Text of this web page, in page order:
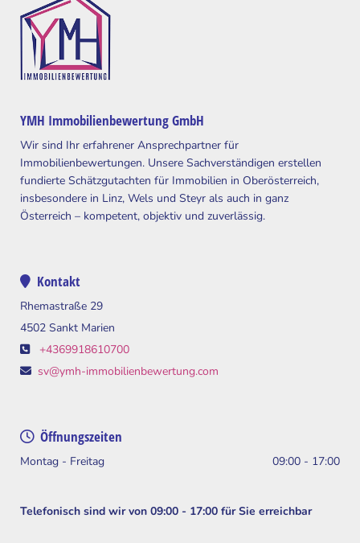
YMH Immobilienbewertung GmbH
Wir sind Ihr erfahrener Ansprechpartner für
Immobilienbewertungen. Unsere Sachverständigen erstellen
fundierte Schätzgutachten für Immobilien in Oberösterreich,
insbesondere in Linz, Wels und Steyr als auch in ganz
Österreich – kompetent, objektiv und zuverlässig.
 Kontakt
Rhemastraße 29
4502 Sankt Marien
 +4369918610700
 sv@ymh-immobilienbewertung.com
Öffnungszeiten
Montag - Freitag 09:00 - 17:00
Telefonisch sind wir von 09:00 - 17:00 für Sie erreichbar